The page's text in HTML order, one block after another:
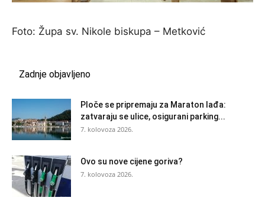
Foto: Župa sv. Nikole biskupa – Metković
Zadnje objavljeno
Ploče se pripremaju za Maraton lađa:
zatvaraju se ulice, osigurani parking...
7. kolovoza 2026.
Ovo su nove cijene goriva?
7. kolovoza 2026.